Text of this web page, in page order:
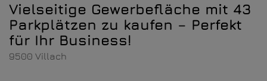
Vielseitige Gewerbefläche mit 43
Parkplätzen zu kaufen – Perfekt
für Ihr Business!
9500 Villach